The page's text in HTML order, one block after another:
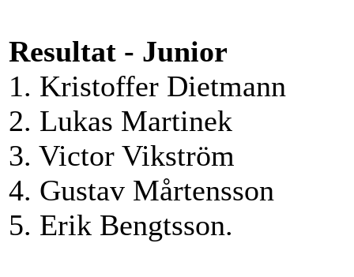
Resultat - Junior
1. Kristoffer Dietmann
2. Lukas Martinek
3. Victor Vikström
4. Gustav Mårtensson
5. Erik Bengtsson.